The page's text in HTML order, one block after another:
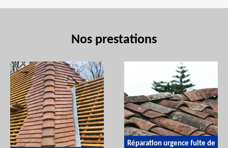
Nos prestations
Réparation urgence fuite de